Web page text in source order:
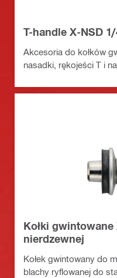
T-handle X-NSD
Akcesoria do kołków
nasadki, rękojeści T i
Kołki gwintowane
nierdzewnej
Kołek gwintowany do
blachy ryflowanej do